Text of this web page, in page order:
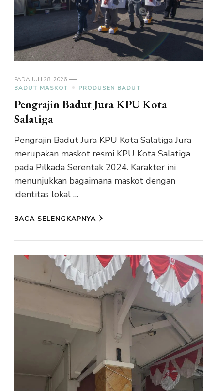
PADAJULI 28, 2026
BADUT MASKOT
PRODUSEN BADUT
Pengrajin Badut Jura KPU Kota
Salatiga
Pengrajin Badut Jura KPU Kota Salatiga Jura
merupakan maskot resmi KPU Kota Salatiga
pada Pilkada Serentak 2024. Karakter ini
menunjukkan bagaimana maskot dengan
identitas lokal …
BACA SELENGKAPNYA